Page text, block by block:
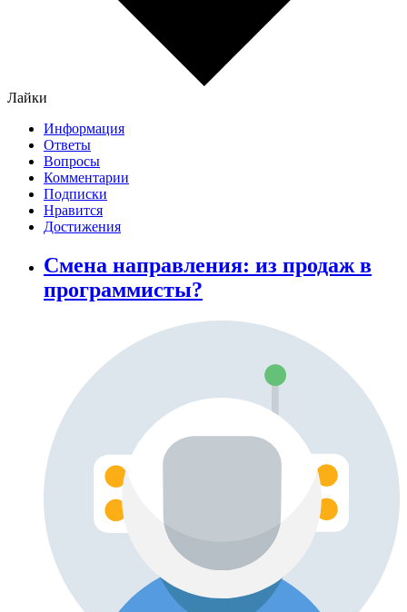
Лайки
Информация
Ответы
Вопросы
Комментарии
Подписки
Нравится
Достижения
Смена направления: из продаж в
программисты?